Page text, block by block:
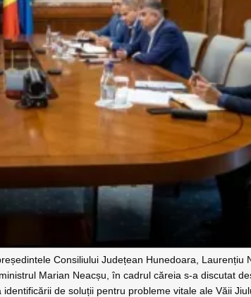
Consiliului Județean Hunedoara, Laurențiu
Marian Neacșu, în cadrul căreia s-a discutat
de soluții pentru probleme vitale ale Văii